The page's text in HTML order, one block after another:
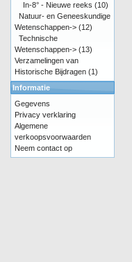
In-8° - Nieuwe reeks (10)
Natuur- en Geneeskundige
Wetenschappen-> (12)
Technische
Wetenschappen-> (13)
Verzamelingen van
Historische Bijdragen (1)
Informatie
Gegevens
Privacy verklaring
Algemene
verkoopsvoorwaarden
Neem contact op